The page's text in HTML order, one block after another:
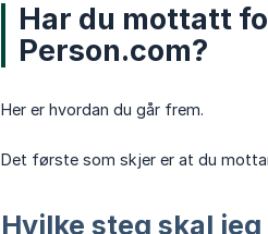
Har du mottatt
Person.com?
Her er hvordan du går frem.
Det første som skjer er at du
Hvilke steg skal